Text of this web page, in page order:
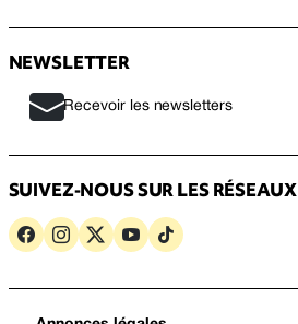
NEWSLETTER
Recevoir les newsletters
SUIVEZ-NOUS SUR LES RÉSEAUX